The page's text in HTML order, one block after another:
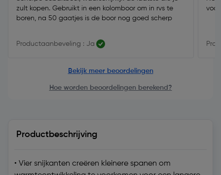
zult kopen. Gebruikt in een kolomboor om in rvs te
boren, na 50 gaatjes is de boor nog goed scherp
Productaanbeveling : Ja
Bekijk meer beoordelingen
Hoe worden beoordelingen berekend?
Productbeschrijving
• Vier snijkanten creëren kleinere spanen om